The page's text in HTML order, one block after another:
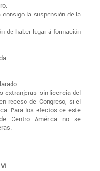
la suspensión de la
de haber lugar á formación
extranjeras, sin licencia del
receso del Congreso, si el
Para los efectos de este
Centro América no se